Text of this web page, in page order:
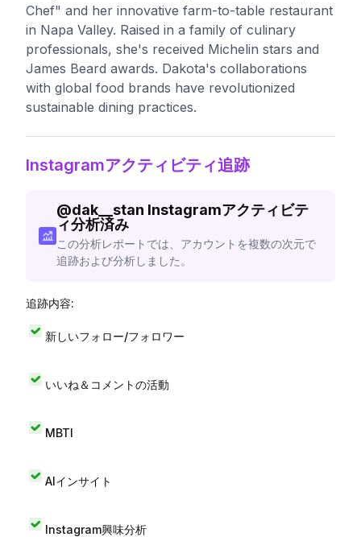
Chef" and her innovative farm-to-table restaurant
in Napa Valley. Raised in a family of culinary
professionals, she's received Michelin stars and
James Beard awards. Dakota's collaborations
with global food brands have revolutionized
sustainable dining practices.
Instagramアクティビティ追跡
@dak__stan Instagramアクティビテ
ィ分析済み
この分析レポートでは、アカウントを複数の次元で
追跡および分析しました。
追跡内容:
新しいフォロー/フォロワー
いいね＆コメントの活動
MBTI
AIインサイト
Instagram興味分析